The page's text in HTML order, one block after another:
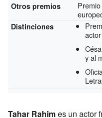
Otros premios
Distinciones
actor
y al
Tahar Rahimes un actor